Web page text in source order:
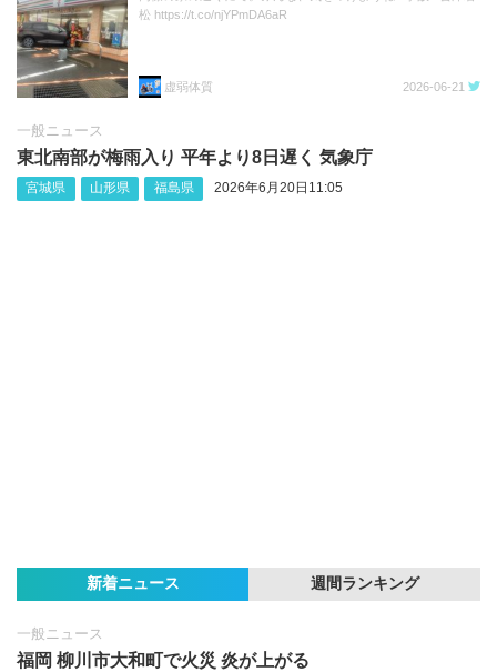
松 https://t.co/njYPmDA6aR
虚弱体質 2026-06-21
一般ニュース
東北南部が梅雨入り 平年より8日遅く 気象庁
宮城県 山形県 福島県 2026年6月20日11:05
新着ニュース 週間ランキング
一般ニュース
福岡 柳川市大和町で火災 炎が上がる